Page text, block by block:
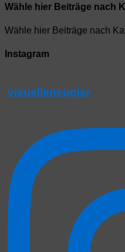
Wähle hier Beiträge nach
Wähle hier Beiträge nach
Instagram
visuelleneugier